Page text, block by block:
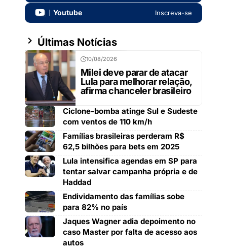
Youtube Inscreva-se
Últimas Notícias
10/08/2026
Milei deve parar de atacar
Lula para melhorar relação,
afirma chanceler brasileiro
Ciclone-bomba atinge Sul e Sudeste
com ventos de 110 km/h
Famílias brasileiras perderam R$
62,5 bilhões para bets em 2025
Lula intensifica agendas em SP para
tentar salvar campanha própria e de
Haddad
Endividamento das famílias sobe
para 82% no país
Jaques Wagner adia depoimento no
caso Master por falta de acesso aos
autos